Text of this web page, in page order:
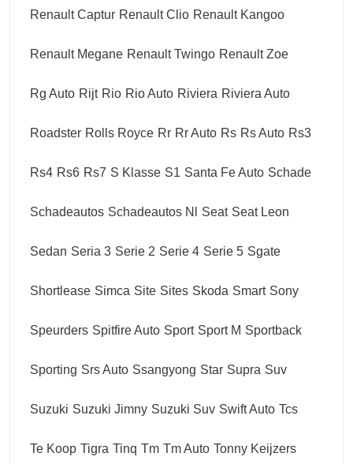
Renault Captur Renault Clio Renault Kangoo
Renault Megane Renault Twingo Renault Zoe
Rg Auto Rijt Rio Rio Auto Riviera Riviera Auto
Roadster Rolls Royce Rr Rr Auto Rs Rs Auto Rs3
Rs4 Rs6 Rs7 S Klasse S1 Santa Fe Auto Schade
Schadeautos Schadeautos Nl Seat Seat Leon
Sedan Seria 3 Serie 2 Serie 4 Serie 5 Sgate
Shortlease Simca Site Sites Skoda Smart Sony
Speurders Spitfire Auto Sport Sport M Sportback
Sporting Srs Auto Ssangyong Star Supra Suv
Suzuki Suzuki Jimny Suzuki Suv Swift Auto Tcs
Te Koop Tigra Tinq Tm Tm Auto Tonny Keijzers